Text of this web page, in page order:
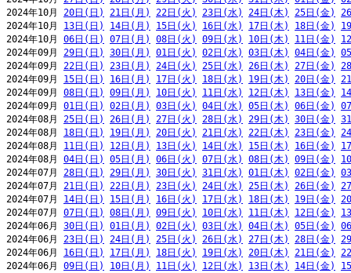
2024年10月 20日(日) 21日(月) 22日(火) 23日(水) 24日(木) 25日(金)
2024年10月 13日(日) 14日(月) 15日(火) 16日(水) 17日(木) 18日(金)
2024年10月 06日(日) 07日(月) 08日(火) 09日(水) 10日(木) 11日(金)
2024年09月 29日(日) 30日(月) 01日(火) 02日(水) 03日(木) 04日(金)
2024年09月 22日(日) 23日(月) 24日(火) 25日(水) 26日(木) 27日(金)
2024年09月 15日(日) 16日(月) 17日(火) 18日(水) 19日(木) 20日(金)
2024年09月 08日(日) 09日(月) 10日(火) 11日(水) 12日(木) 13日(金)
2024年09月 01日(日) 02日(月) 03日(火) 04日(水) 05日(木) 06日(金)
2024年08月 25日(日) 26日(月) 27日(火) 28日(水) 29日(木) 30日(金)
2024年08月 18日(日) 19日(月) 20日(火) 21日(水) 22日(木) 23日(金)
2024年08月 11日(日) 12日(月) 13日(火) 14日(水) 15日(木) 16日(金)
2024年08月 04日(日) 05日(月) 06日(火) 07日(水) 08日(木) 09日(金)
2024年07月 28日(日) 29日(月) 30日(火) 31日(水) 01日(木) 02日(金)
2024年07月 21日(日) 22日(月) 23日(火) 24日(水) 25日(木) 26日(金)
2024年07月 14日(日) 15日(月) 16日(火) 17日(水) 18日(木) 19日(金)
2024年07月 07日(日) 08日(月) 09日(火) 10日(水) 11日(木) 12日(金)
2024年06月 30日(日) 01日(月) 02日(火) 03日(水) 04日(木) 05日(金)
2024年06月 23日(日) 24日(月) 25日(火) 26日(水) 27日(木) 28日(金)
2024年06月 16日(日) 17日(月) 18日(火) 19日(水) 20日(木) 21日(金)
2024年06月 09日(日) 10日(月) 11日(火) 12日(水) 13日(木) 14日(金)